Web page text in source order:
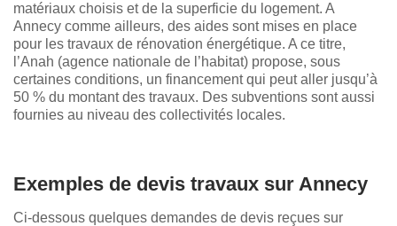
matériaux choisis et de la superficie du logement. A
Annecy comme ailleurs, des aides sont mises en place
pour les travaux de rénovation énergétique. A ce titre,
l’Anah (agence nationale de l’habitat) propose, sous
certaines conditions, un financement qui peut aller jusqu’à
50 % du montant des travaux. Des subventions sont aussi
fournies au niveau des collectivités locales.
Exemples de devis travaux sur Annecy
Ci-dessous quelques demandes de devis reçues sur